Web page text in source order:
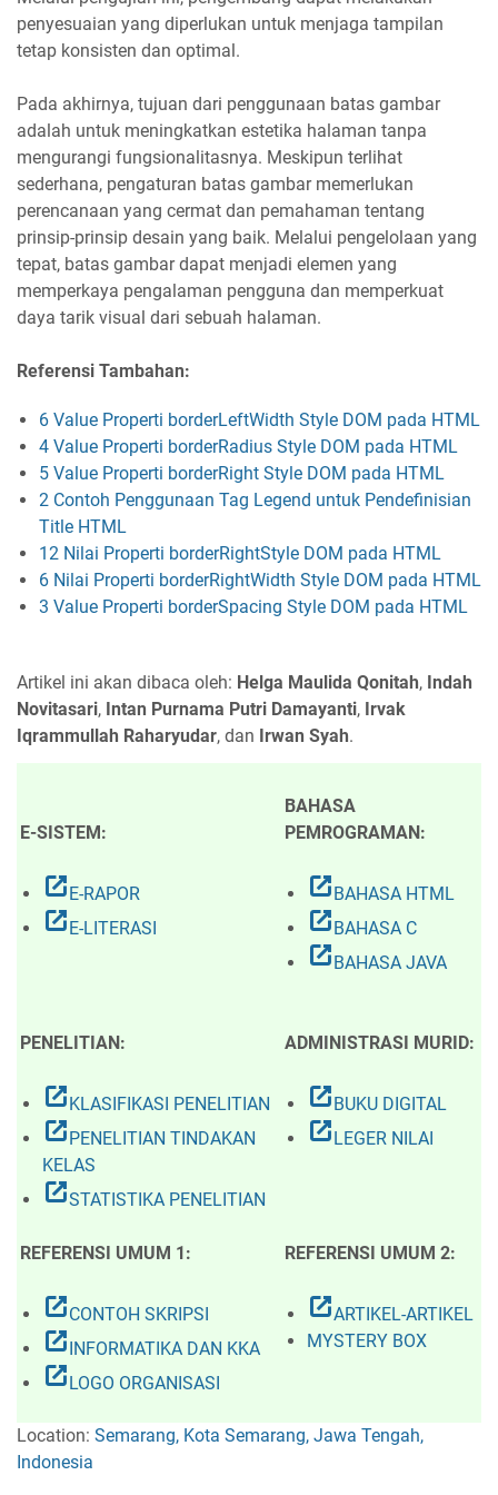
penyesuaian yang diperlukan untuk menjaga tampilan
tetap konsisten dan optimal.
Pada akhirnya, tujuan dari penggunaan batas gambar
adalah untuk meningkatkan estetika halaman tanpa
mengurangi fungsionalitasnya. Meskipun terlihat
sederhana, pengaturan batas gambar memerlukan
perencanaan yang cermat dan pemahaman tentang
prinsip-prinsip desain yang baik. Melalui pengelolaan yang
tepat, batas gambar dapat menjadi elemen yang
memperkaya pengalaman pengguna dan memperkuat
daya tarik visual dari sebuah halaman.
Referensi Tambahan:
6 Value Properti borderLeftWidth Style DOM pada HTML
4 Value Properti borderRadius Style DOM pada HTML
5 Value Properti borderRight Style DOM pada HTML
2 Contoh Penggunaan Tag Legend untuk Pendefinisian
Title HTML
12 Nilai Properti borderRightStyle DOM pada HTML
6 Nilai Properti borderRightWidth Style DOM pada HTML
3 Value Properti borderSpacing Style DOM pada HTML
Artikel ini akan dibaca oleh: Helga Maulida Qonitah, Indah
Novitasari, Intan Purnama Putri Damayanti, Irvak
Iqrammullah Raharyudar, dan Irwan Syah.
E-SISTEM:
BAHASA
PEMROGRAMAN:
open_in_new E-RAPOR
open_in_new E-LITERASI
open_in_new BAHASA HTML
open_in_new BAHASA C
open_in_new BAHASA JAVA
PENELITIAN: ADMINISTRASI MURID:
open_in_new KLASIFIKASI PENELITIAN
open_in_new PENELITIAN TINDAKAN
KELAS
open_in_newSTATISTIKA PENELITIAN
open_in_new BUKU DIGITAL
open_in_new LEGER NILAI
REFERENSI UMUM 1: REFERENSI UMUM 2:
open_in_newCONTOH SKRIPSI
open_in_new INFORMATIKA DAN KKA
open_in_new LOGO ORGANISASI
open_in_newARTIKEL-ARTIKEL
MYSTERY BOX
Location: Semarang, Kota Semarang, Jawa Tengah,
Indonesia